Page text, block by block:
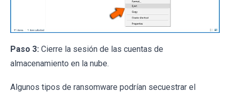
Paso 3: Cierre la sesión de las cuentas de
almacenamiento en la nube.
Algunos tipos de ransomware podrían secuestrar el